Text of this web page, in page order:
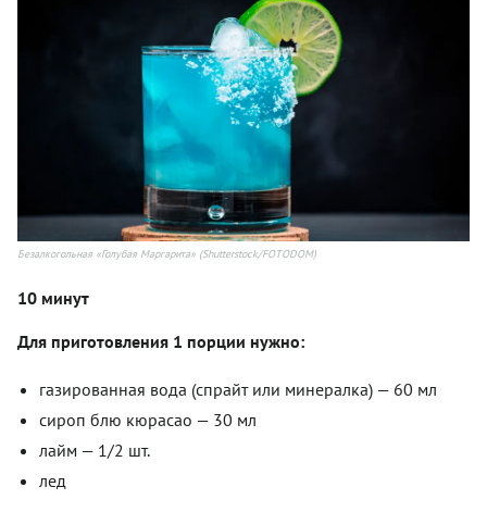
Безалкогольная «Голубая Маргарита» (Shutterstock/FOTODOM)
10 минут
Для приготовления 1 порции нужно:
газированная вода (спрайт или минералка) — 60 мл
сироп блю кюрасао — 30 мл
лайм — 1/2 шт.
лед